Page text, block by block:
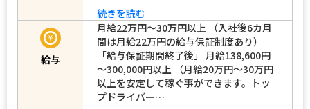
続きを読む
給与
月給22万円～30万円以上 （入社後6カ月
間は月給22万円の給与保証制度あり）
「給与保証期間終了後」 月給138,600円
～300,000円以上 （月給20万円～30万円
以上を安定して稼ぐ事ができます。トッ
プドライバー…